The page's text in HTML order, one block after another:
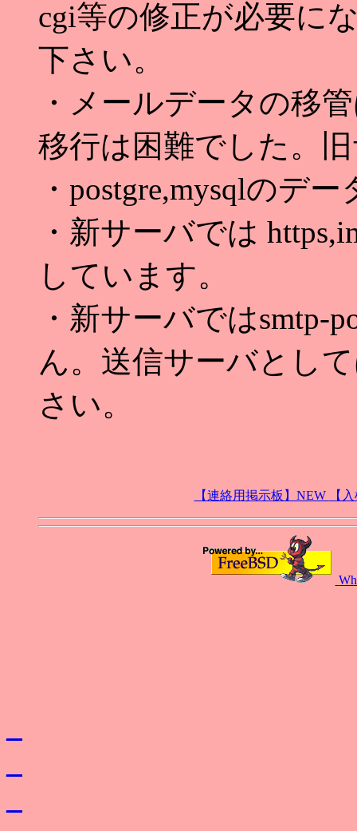
cgi等の修正が必要に
下さい。
・メールデータの移
移行は困難でした。
・postgre,mysqlのデ
・新サーバでは
しています。
・新サーバではsmtp-
ん。送信サーバとし
さい。
【連絡用掲示板】NEW 【